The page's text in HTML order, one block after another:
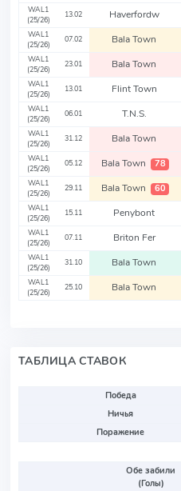
WAL1
(25/26)
13.02 Haverfordw
WAL1
(25/26)
07.02 Bala Town
WAL1
(25/26)
23.01 Bala Town
WAL1
(25/26)
13.01 Flint Town
WAL1
(25/26)
06.01 T.N.S.
WAL1
(25/26)
31.12 Bala Town
WAL1
(25/26)
05.12 Bala Town 78
WAL1
(25/26)
29.11 Bala Town 60
WAL1
(25/26)
15.11 Penybont
WAL1
(25/26)
07.11 Briton Fer
WAL1
(25/26)
31.10 Bala Town
WAL1
(25/26)
25.10 Bala Town
ТАБЛИЦА СТАВОК
Победа
Ничья
Поражение
Обе забили
(Голы)